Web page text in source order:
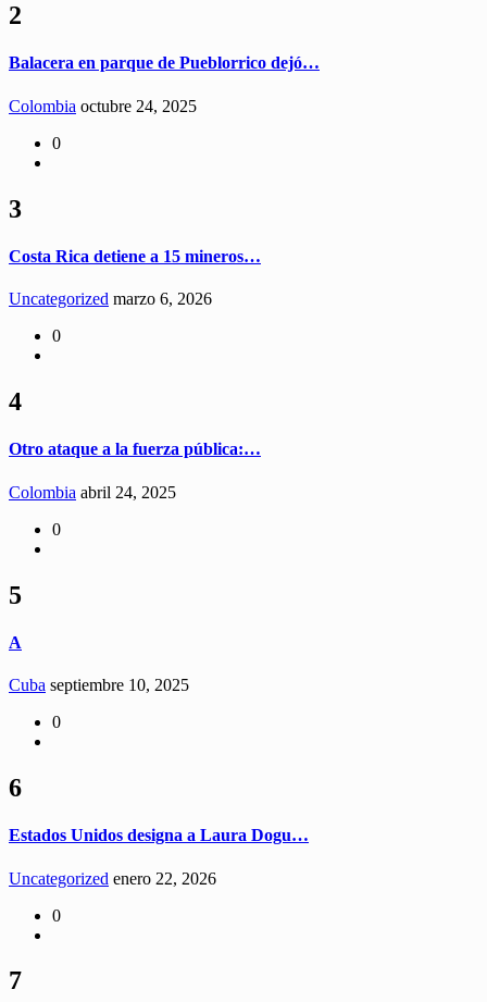
2
Balacera en parque de Pueblorrico dejó…
Colombia octubre 24, 2025
0
3
Costa Rica detiene a 15 mineros…
Uncategorized marzo 6, 2026
0
4
Otro ataque a la fuerza pública:…
Colombia abril 24, 2025
0
5
A
Cuba septiembre 10, 2025
0
6
Estados Unidos designa a Laura Dogu…
Uncategorized enero 22, 2026
0
7